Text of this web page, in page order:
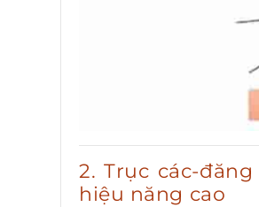
2. Trục các-
hiệu năng cao